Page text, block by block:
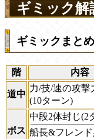
ギミック
ギミックまとめ
階 内容
道中
力/技/速の攻撃
(10ターン)
ボス
中段2体封じ(2
船長&フレン